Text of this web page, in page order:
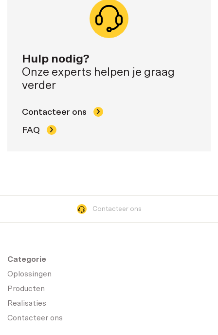
Hulp nodig?
Onze experts helpen je graag
verder
Contacteer ons
FAQ
Contacteer ons
Categorie
Oplossingen
Producten
Realisaties
Contacteer ons